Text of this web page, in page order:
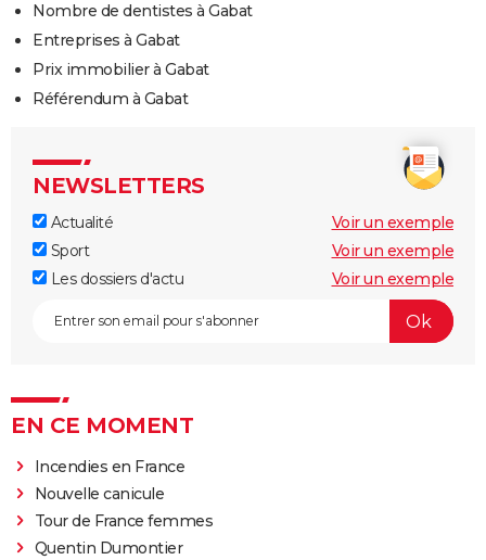
Nombre de dentistes à Gabat
Entreprises à Gabat
Prix immobilier à Gabat
Référendum à Gabat
NEWSLETTERS
Actualité
Voir un exemple
Sport
Voir un exemple
Les dossiers d'actu
Voir un exemple
EN CE MOMENT
Incendies en France
Nouvelle canicule
Tour de France femmes
Quentin Dumontier